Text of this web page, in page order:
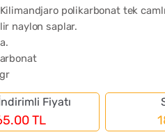
polikarbonat tek
naylon saplar.
Fiyatı
TL